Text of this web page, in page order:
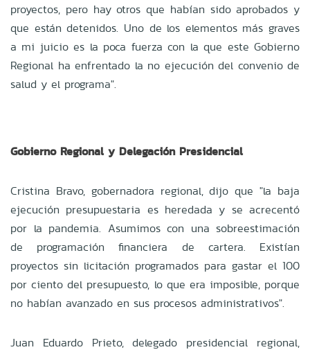
proyectos, pero hay otros que habían sido aprobados y
que están detenidos. Uno de los elementos más graves
a mi juicio es la poca fuerza con la que este Gobierno
Regional ha enfrentado la no ejecución del convenio de
salud y el programa".
Gobierno Regional y Delegación Presidencial
Cristina Bravo, gobernadora regional, dijo que "la baja
ejecución presupuestaria es heredada y se acrecentó
por la pandemia. Asumimos con una sobreestimación
de programación financiera de cartera. Existían
proyectos sin licitación programados para gastar el 100
por ciento del presupuesto, lo que era imposible, porque
no habían avanzado en sus procesos administrativos".
Juan Eduardo Prieto, delegado presidencial regional,